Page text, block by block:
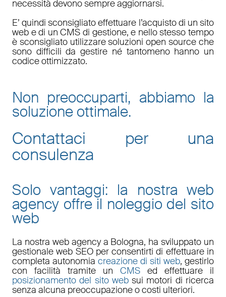
necessità devono sempre aggiornarsi.
E’ quindi sconsigliato effettuare l’acquisto di un sito
web e di un CMS di gestione, e nello stesso tempo
è sconsigliato utilizzare soluzioni open source che
sono difficili da gestire né tantomeno hanno un
codice ottimizzato.
Non preoccuparti, abbiamo la
soluzione ottimale.
Contattaci per una
consulenza
Solo vantaggi: la nostra web
agency offre il noleggio del sito
web
La nostra web agency a Bologna, ha sviluppato un
gestionale web SEOper consentirti di effettuare in
completa autonomia creazione di siti web, gestirlo
con facilità tramite un CMS ed effettuare il
posizionamento del sito websui motori di ricerca
senza alcuna preoccupazione o costi ulteriori.